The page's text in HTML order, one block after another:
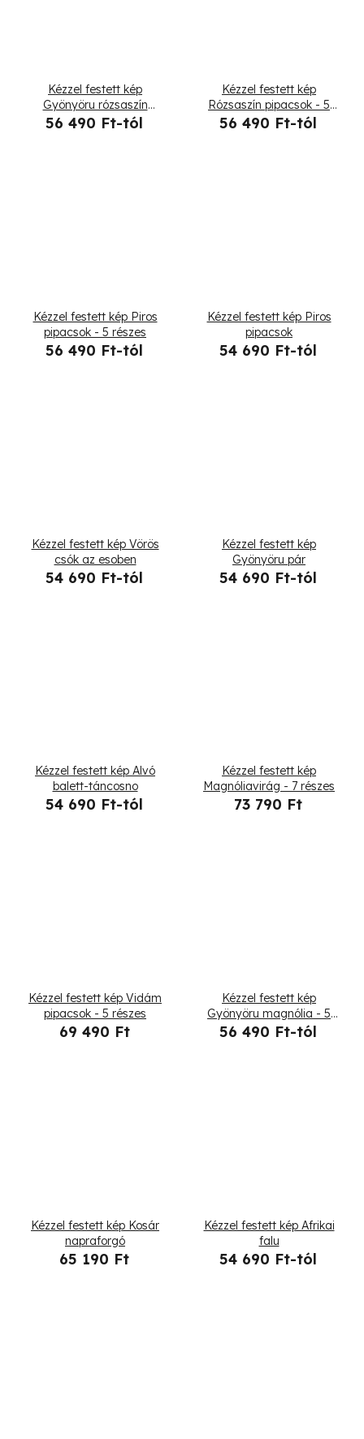
Kézzel festett kép
Gyönyöru rózsaszín
pipacsok - 5 részes
56 490 Ft-tól
Kézzel festett kép
Rózsaszín pipacsok - 5
részes
56 490 Ft-tól
Kézzel festett kép Piros
pipacsok - 5 részes
56 490 Ft-tól
Kézzel festett kép Piros
pipacsok
54 690 Ft-tól
Kézzel festett kép Vörös
csók az esoben
54 690 Ft-tól
Kézzel festett kép
Gyönyöru pár
54 690 Ft-tól
Kézzel festett kép Alvó
balett-táncosno
54 690 Ft-tól
Kézzel festett kép
Magnóliavirág - 7 részes
73 790 Ft
Kézzel festett kép Vidám
pipacsok - 5 részes
69 490 Ft
Kézzel festett kép
Gyönyöru magnólia - 5
részes
56 490 Ft-tól
Kézzel festett kép Kosár
napraforgó
65 190 Ft
Kézzel festett kép Afrikai
falu
54 690 Ft-tól